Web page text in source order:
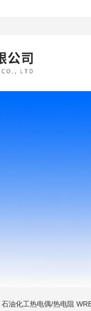
石油化工热电偶/热电阻